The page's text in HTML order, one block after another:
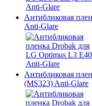
Антибликовая
Anti-Glare
Антибликовая
(MS323) Anti-Glare